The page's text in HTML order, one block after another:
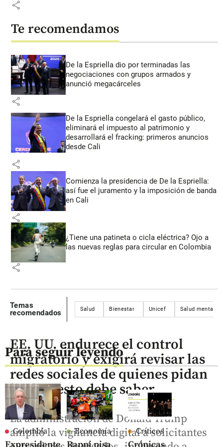
share
Te recomendamos
De la Espriella dio por terminadas las
negociaciones con grupos armados y
anunció megacárceles
share
De la Espriella congelará el gasto público,
eliminará el impuesto al patrimonio y
desarrollará el fracking: primeros anuncios
desde Cali
share
Comienza la presidencia de De la Espriella:
así fue el juramento y la imposición de banda
en Cali
share
¿Tiene una patineta o cicla eléctrica? Ojo a
las nuevas reglas para circular en Colombia
share
Temas
recomendados
Salud Bienestar Unicef Salud mental
Para seguir leyendo
Colombia Economía Críticos
EE. UU. endurece el control
migratorio y exigirá revisar las
redes sociales de quienes pidan
la visa: esto debe saber
La administración de Donald Trump
amplió la vigilancia digital a solicitantes